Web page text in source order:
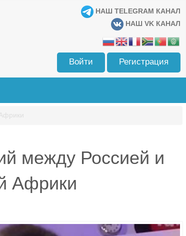
НАШ TELEGRAM КАНАЛ
НАШ VK КАНАЛ
Войти Регистрация
между Россией и
Африки